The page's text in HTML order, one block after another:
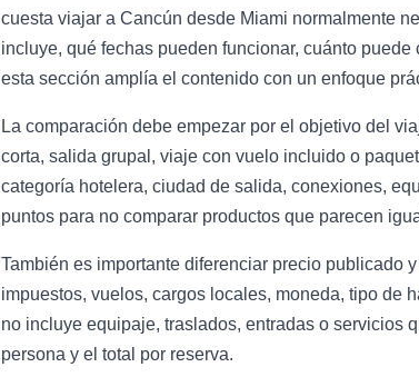
cuesta viajar a Cancún desde Miami normalmente
incluye, qué fechas pueden funcionar, cuánto
esta sección amplía el contenido con un enfoque
La comparación debe empezar por el objetivo del
corta, salida grupal, viaje con vuelo incluido o
categoría hotelera, ciudad de salida, conexiones,
puntos para no comparar productos que parecen
También es importante diferenciar precio publicado
impuestos, vuelos, cargos locales, moneda, tipo de
no incluye equipaje, traslados, entradas o servicios
persona y el total por reserva.